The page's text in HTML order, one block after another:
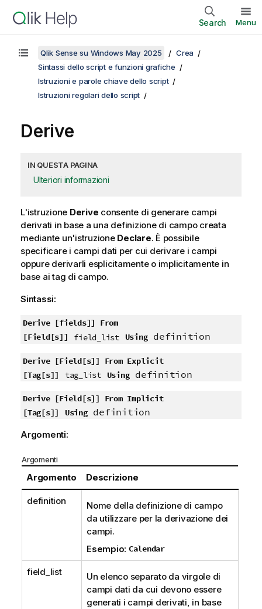
Search Menu
Qlik Sense su Windows May 2025
Crea
Sintassi dello script e funzioni grafiche
Istruzioni e parole chiave dello script
Istruzioni regolari dello script
Derive
IN QUESTA PAGINA
Ulteriori informazioni
L'istruzione Derive consente di generare campi
derivati in base a una definizione di campo creata
mediante un'istruzione Declare. È possibile
specificare i campi dati per cui derivare i campi
oppure derivarli esplicitamente o implicitamente in
base ai tag di campo.
Sintassi:
Derive [fields]] From
[Field[s]]
field_list Usingdefinition
Derive [Field[s]] From Explicit
[Tag[s]]
tag_list Usingdefinition
Derive [Field[s]] From Implicit
[Tag[s]]
Usingdefinition
Argomenti:
Argomenti
Argomento Descrizione
definition
Nome della definizione di campo
da utilizzare per la derivazione dei
campi.
Esempio: Calendar
field_list
Un elenco separato da virgole di
campi dati da cui devono essere
generati i campi derivati, in base